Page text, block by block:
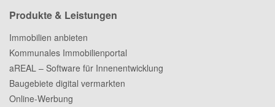
Produkte & Leistungen
Immobilien anbieten
Kommunales Immobilienportal
aREAL – Software für Innenentwicklung
Baugebiete digital vermarkten
Online-Werbung